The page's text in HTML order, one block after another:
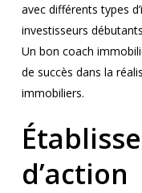
avec différents types
investisseurs
Un bon coach
de succès dans la
immobiliers.
d’action